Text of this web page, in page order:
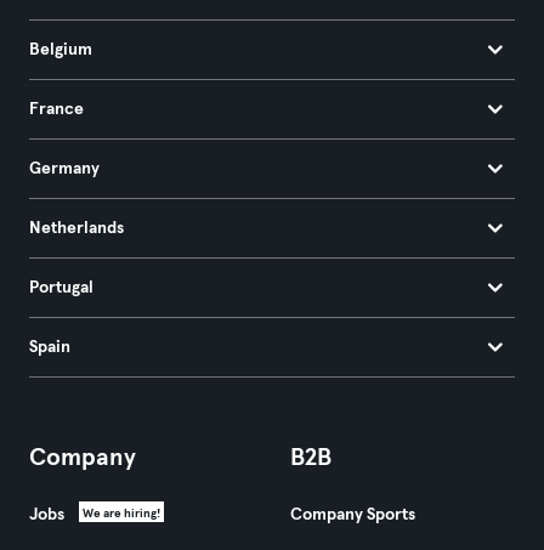
Belgium
France
Germany
Netherlands
Portugal
Spain
Company
Jobs We are hiring!
B2B
Company Sports